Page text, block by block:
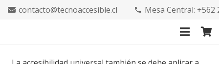
contacto@tecnoaccesible.cl phone Mesa Central: +562